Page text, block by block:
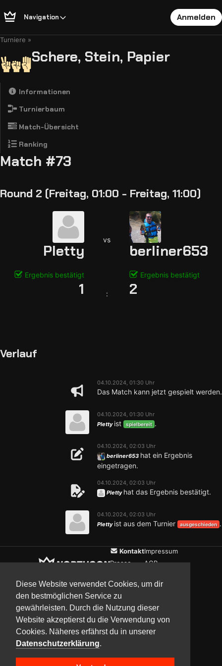
Diese Website verwendet Cookies, um dir
den bestmöglichen Service zu
gewährleisten. Durch die Nutzung dieser
Website akzeptierst du die Verwendung von
Cookies. Näheres erfährst du in unserer
Datenschutzerklärung.
Navigation Anmelden
Turniere
Schere, Stein, Papier
Informationen
Turnierbaum
Match-Übersicht
Ranking
Match #73
Round 2 (Freitag, 01:00 - Freitag, 11:00)
Pletty
vs
berliner653
Ergebnis bestätigt Ergebnis bestätigt
1 : 2
Verlauf
04.10.2024, 01:30 Uhr
Das Match kann jetzt gespielt werden.
04.10.2024, 01:30 Uhr
Pletty ist spielbereit .
04.10.2024, 02:03 Uhr
berliner653 hat ein Ergebnis
eingetragen.
04.10.2024, 02:03 Uhr
Pletty hat das Ergebnis bestätigt.
04.10.2024, 02:03 Uhr
Pletty ist aus dem Turnier ausgeschieden .
Kontakt
Presse
Impressum
AGB
UpdatesCommunityMedia